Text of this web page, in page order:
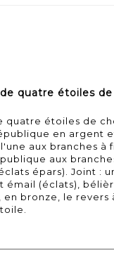
quatre étoiles
quatre étoiles de
en argent
aux branches à
aux
épars). Joint :
émail (éclats),
en bronze, le revers